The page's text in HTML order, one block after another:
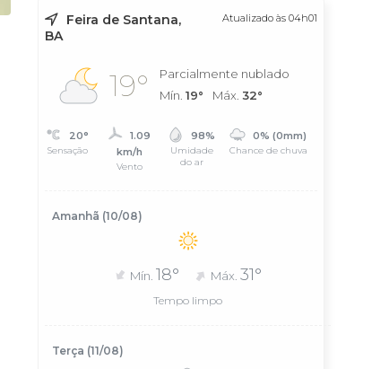
Feira de Santana,
BA
Atualizado às 04h01
19°
Parcialmente nublado
Mín. 19° Máx. 32°
20°
Sensação
1.09
km/h
Vento
98%
Umidade
do ar
0% (0mm)
Chance de chuva
Amanhã (10/08)
Mín. 18° Máx. 31°
Tempo limpo
Terça (11/08)